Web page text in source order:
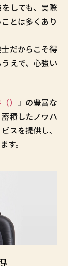
しても、実際
とは多くあり
だからこそ得
えで、心強い
） 」の豊富な
積したノウハ
スを提供し、
す。